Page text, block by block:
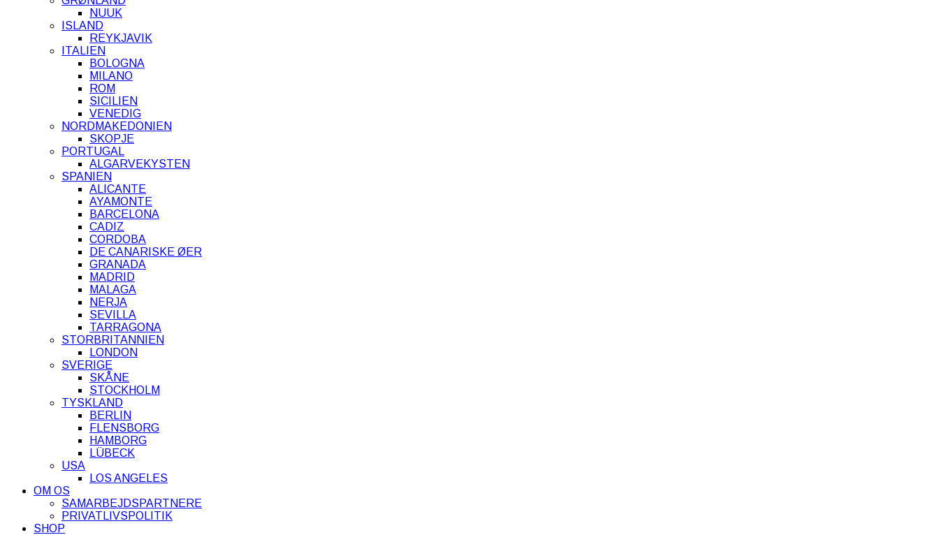
NUUK
ISLAND
REYKJAVIK
ITALIEN
BOLOGNA
MILANO
ROM
SICILIEN
VENEDIG
NORDMAKEDONIEN
SKOPJE
PORTUGAL
ALGARVEKYSTEN
SPANIEN
ALICANTE
AYAMONTE
BARCELONA
CADIZ
CORDOBA
DE CANARISKE ØER
GRANADA
MADRID
MALAGA
NERJA
SEVILLA
TARRAGONA
STORBRITANNIEN
LONDON
SVERIGE
SKÅNE
STOCKHOLM
TYSKLAND
BERLIN
FLENSBORG
HAMBORG
LÜBECK
USA
LOS ANGELES
OM OS
SAMARBEJDSPARTNERE
PRIVATLIVSPOLITIK
SHOP